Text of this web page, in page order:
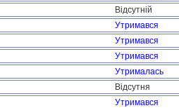
Відсутній
Утримався
Утримався
Утримався
Утрималась
Відсутня
Утримався